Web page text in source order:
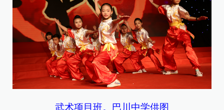
武术项目班。巴川中学供图